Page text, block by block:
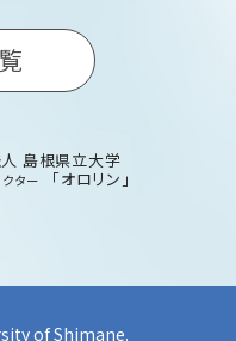
島根県立大学
ター 「オロリン」
of Shimane.